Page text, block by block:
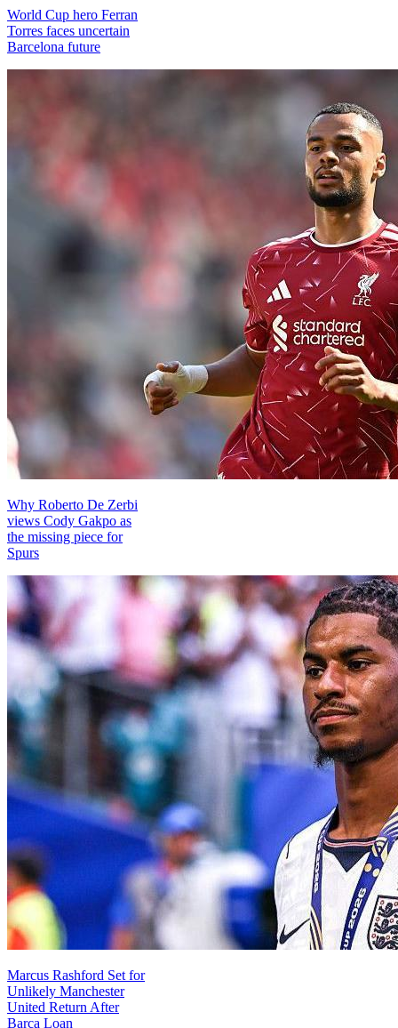
World Cup hero Ferran
Torres faces uncertain
Barcelona future
Why Roberto De Zerbi
views Cody Gakpo as
the missing piece for
Spurs
Marcus Rashford Set for
Unlikely Manchester
United Return After
Barca Loan